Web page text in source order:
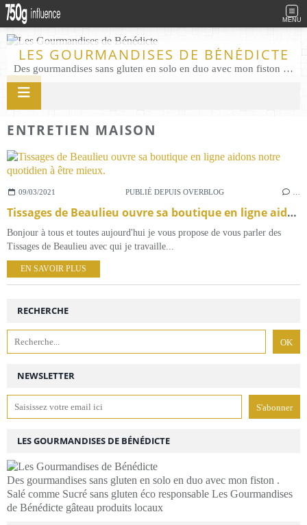
MENU
LES GOURMANDISES DE BÉNÉDICTE
Des gourmandises sans gluten en solo en duo avec mon fiston . Salé comme Sucré sans gluten éco responsable Les Gourmandises de Bénédicte gâteau produits locaux
ENTRETIEN MAISON
09/03/2021 PUBLIÉ DEPUIS OVERBLOG
Tissages de Beaulieu ouvre sa boutique en ligne aidons notre quotidien à être mieux.
Bonjour à tous et toutes aujourd'hui je vous propose de vous parler des
Tissages de Beaulieu avec qui je travaille...
EN SAVOIR PLUS
NEWSLETTER
RECHERCHE
LES GOURMANDISES DE BÉNÉDICTE
Des gourmandises sans gluten en solo en duo avec mon fiston .
Salé comme Sucré sans gluten éco responsable Les Gourmandises
de Bénédicte gâteau produits locaux